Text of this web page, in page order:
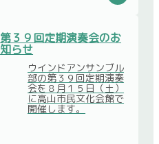
第３９回定期演奏会のお
知らせ
ウインドアンサンブル
部の第３９回定期演奏
会を８月１５日（土）
に高山市民文化会館で
開催します。